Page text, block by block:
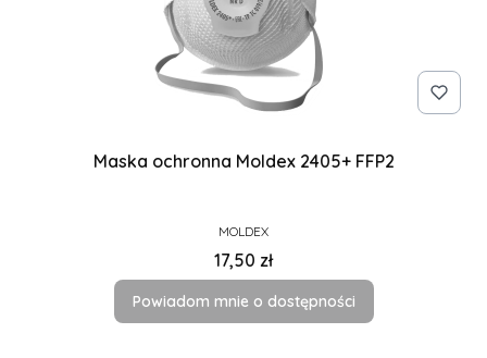
Maska ochronna Moldex 2405+ FFP2
PRODUCENT
MOLDEX
Cena
17,50 zł
Powiadom mnie o dostępności